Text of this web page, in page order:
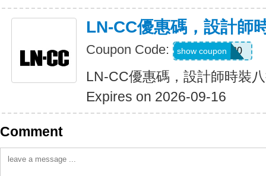
LN-CC優惠碼，設計師
Coupon Code: LNCC20
show coupon
LN-CC優惠碼，設計師時裝
Expires on 2026-09-16
Comment